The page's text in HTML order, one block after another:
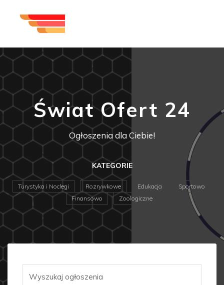
Świat Ofert 24
Ogłoszenia dla Ciebie!
KATEGORIE
Turystyka i Noclegi Rozrywkowe Edukacja
Sportowo
Finansowo
Zoologiczne